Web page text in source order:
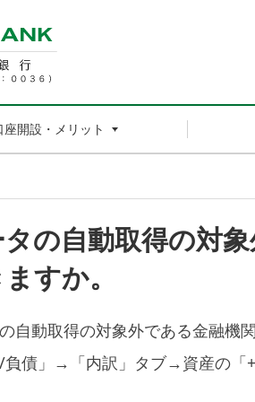
座開設・メリット
の自動取得の対
すか。
自動取得の対象外である金融機
/負債」→「内訳」タブ→資産の「